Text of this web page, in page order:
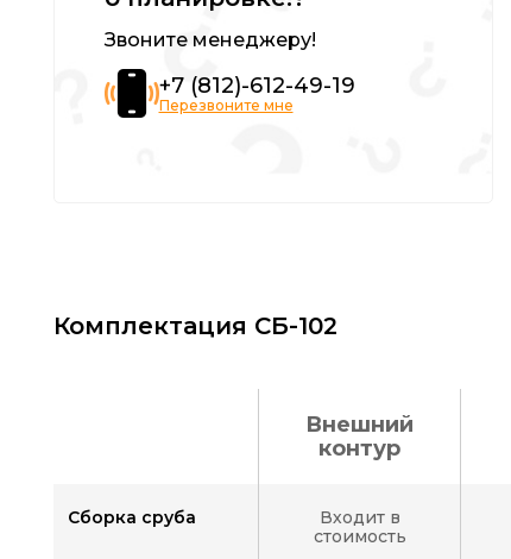
Цвет фасада:
Звоните менеджеру!
+7 (812)-612-49-19
Перезвоните мне
Комплектация СБ-102
Внешний
контур
Сборка сруба
Входит в
стоимость